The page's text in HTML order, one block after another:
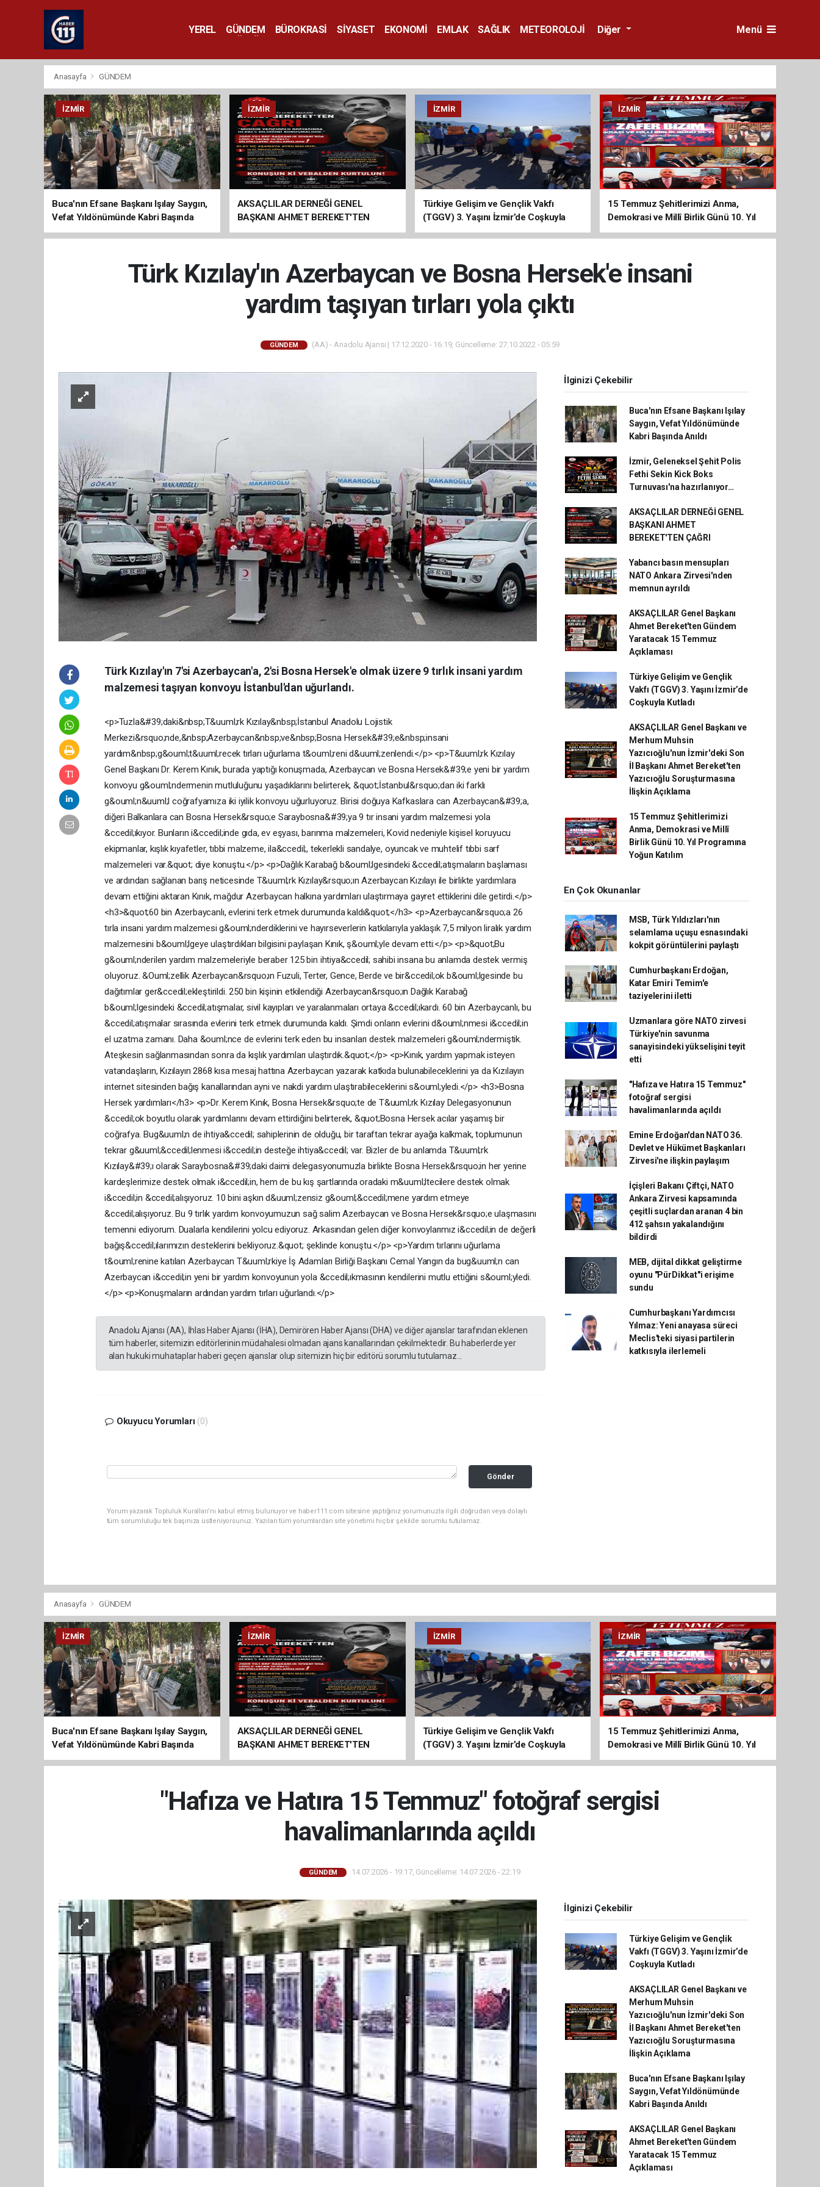
YEREL GÜNDEM BÜROKRASİ SİYASET EKONOMİ EMLAK SAĞLIK
METEOROLOJİ
Diğer Menü
Anasayfa GÜNDEM
İZMIR
Buca'nın Efsane Başkanı Işılay Saygın,
Vefat Yıldönümünde Kabri Başında
Anıldı
İZMIR
AKSAÇLILAR DERNEĞİ GENEL
BAŞKANI AHMET BEREKET'TEN
ÇAĞRI
İZMIR
Türkiye Gelişim ve Gençlik Vakfı
(TGGV) 3. Yaşını İzmir’de Coşkuyla
Kutladı
İZMIR
15 Temmuz Şehitlerimizi Anma,
Demokrasi ve Millî Birlik Günü 10. Yıl
Programına Yoğun Katılım
Türk Kızılay'ın Azerbaycan ve Bosna Hersek'e insani
yardım taşıyan tırları yola çıktı
GÜNDEM (AA) - Anadolu Ajansı | 17.12.2020 - 16:19, Güncelleme: 27.10.2022 - 05:59
Türk Kızılay'ın 7'si Azerbaycan'a, 2'si Bosna Hersek'e olmak üzere 9 tırlık insani yardım
malzemesi taşıyan konvoyu İstanbul'dan uğurlandı.
<p>Tuzla&#39;daki&nbsp;T&uuml;rk Kızılay&nbsp;İstanbul Anadolu Lojistik
Merkezi&rsquo;nde,&nbsp;Azerbaycan&nbsp;ve&nbsp;Bosna Hersek&#39;e&nbsp;insani
yardım&nbsp;g&ouml;t&uuml;recek tırları uğurlama t&ouml;reni d&uuml;zenlendi.</p> <p>T&uuml;rk Kızılay
Genel Başkanı Dr. Kerem Kınık, burada yaptığı konuşmada, Azerbaycan ve Bosna Hersek&#39;e yeni bir yardım
konvoyu g&ouml;ndermenin mutluluğunu yaşadıklarını belirterek, &quot;İstanbul&rsquo;dan iki farklı
g&ouml;n&uuml;l coğrafyamıza iki iyilik konvoyu uğurluyoruz. Birisi doğuya Kafkaslara can Azerbaycan&#39;a,
diğeri Balkanlara can Bosna Hersek&rsquo;e Saraybosna&#39;ya 9 tır insani yardım malzemesi yola
&ccedil;ıkıyor. Bunların i&ccedil;inde gıda, ev eşyası, barınma malzemeleri, Kovid nedeniyle kişisel koruyucu
ekipmanlar, kışlık kıyafetler, tıbbi malzeme, ila&ccedil;, tekerlekli sandalye, oyuncak ve muhtelif tıbbi sarf
malzemeleri var.&quot; diye konuştu.</p> <p>Dağlık Karabağ b&ouml;lgesindeki &ccedil;atışmaların başlaması
ve ardından sağlanan barış neticesinde T&uuml;rk Kızılay&rsquo;ın Azerbaycan Kızılayı ile birlikte yardımlara
devam ettiğini aktaran Kınık, mağdur Azerbaycan halkına yardımları ulaştırmaya gayret ettiklerini dile getirdi.</p>
<h3>&quot;60 bin Azerbaycanlı, evlerini terk etmek durumunda kaldı&quot;</h3> <p>Azerbaycan&rsquo;a 26
tırla insani yardım malzemesi g&ouml;nderdiklerini ve hayırseverlerin katkılarıyla yaklaşık 7,5 milyon liralık yardım
malzemesini b&ouml;lgeye ulaştırdıkları bilgisini paylaşan Kınık, ş&ouml;yle devam etti:</p> <p>&quot;Bu
g&ouml;nderilen yardım malzemeleriyle beraber 125 bin ihtiya&ccedil; sahibi insana bu anlamda destek vermiş
oluyoruz. &Ouml;zellik Azerbaycan&rsquo;ın Fuzuli, Terter, Gence, Berde ve bir&ccedil;ok b&ouml;lgesinde bu
dağıtımlar ger&ccedil;ekleştirildi. 250 bin kişinin etkilendiği Azerbaycan&rsquo;ın Dağlık Karabağ
b&ouml;lgesindeki &ccedil;atışmalar, sivil kayıpları ve yaralanmaları ortaya &ccedil;ıkardı. 60 bin Azerbaycanlı, bu
&ccedil;atışmalar sırasında evlerini terk etmek durumunda kaldı. Şimdi onların evlerini d&ouml;nmesi i&ccedil;in
el uzatma zamanı. Daha &ouml;nce de evlerini terk eden bu insanları destek malzemeleri g&ouml;ndermiştik.
Ateşkesin sağlanmasından sonra da kışlık yardımları ulaştırdık.&quot;</p> <p>Kınık, yardım yapmak isteyen
vatandaşların, Kızılayın 2868 kısa mesaj hattına Azerbaycan yazarak katkıda bulunabileceklerini ya da Kızılayın
internet sitesinden bağış kanallarından ayni ve nakdi yardım ulaştırabileceklerini s&ouml;yledi.</p> <h3>Bosna
Hersek yardımları</h3> <p>Dr. Kerem Kınık, Bosna Hersek&rsquo;te de T&uuml;rk Kızılay Delegasyonunun
&ccedil;ok boyutlu olarak yardımlarını devam ettirdiğini belirterek, &quot;Bosna Hersek acılar yaşamış bir
coğrafya. Bug&uuml;n de ihtiya&ccedil; sahiplerinin de olduğu, bir taraftan tekrar ayağa kalkmak, toplumunun
tekrar g&uuml;&ccedil;lenmesi i&ccedil;in desteğe ihtiya&ccedil; var. Bizler de bu anlamda T&uuml;rk
Kızılay&#39;ı olarak Saraybosna&#39;daki daimi delegasyonumuzla birlikte Bosna Hersek&rsquo;in her yerine
kardeşlerimize destek olmak i&ccedil;in, hem de bu kış şartlarında oradaki m&uuml;ltecilere destek olmak
i&ccedil;in &ccedil;alışıyoruz. 10 bini aşkın d&uuml;zensiz g&ouml;&ccedil;mene yardım etmeye
&ccedil;alışıyoruz. Bu 9 tırlık yardım konvoyumuzun sağ salim Azerbaycan ve Bosna Hersek&rsquo;e ulaşmasını
temenni ediyorum. Dualarla kendilerini yolcu ediyoruz. Arkasından gelen diğer konvoylarımız i&ccedil;in de değerli
bağış&ccedil;ılarımızın desteklerini bekliyoruz.&quot; şeklinde konuştu.</p> <p>Yardım tırlarını uğurlama
t&ouml;renine katılan Azerbaycan T&uuml;rkiye İş Adamları Birliği Başkanı Cemal Yangın da bug&uuml;n can
Azerbaycan i&ccedil;in yeni bir yardım konvoyunun yola &ccedil;ıkmasının kendilerini mutlu ettiğini s&ouml;yledi.
</p> <p>Konuşmaların ardından yardım tırları uğurlandı.</p>
Anadolu Ajansı (AA), İhlas Haber Ajansı (İHA), Demirören Haber Ajansı (DHA) ve diğer ajanslar tarafından eklenen
tüm haberler, sitemizin editörlerinin müdahalesi olmadan ajans kanallarından çekilmektedir. Bu haberlerde yer
alan hukuki muhataplar haberi geçen ajanslar olup sitemizin hiç bir editörü sorumlu tutulamaz...
Okuyucu Yorumları (0)
Gönder
Yorum yazarak Topluluk Kuralları’nı kabul etmiş bulunuyor ve haber111.com sitesine yaptığınız yorumunuzla ilgili doğrudan veya dolaylı
tüm sorumluluğu tek başınıza üstleniyorsunuz. Yazılan tüm yorumlardan site yönetimi hiçbir şekilde sorumlu tutulamaz.
İlginizi Çekebilir
Buca'nın Efsane Başkanı Işılay
Saygın, Vefat Yıldönümünde
Kabri Başında Anıldı
İzmir, Geleneksel Şehit Polis
Fethi Sekin Kick Boks
Turnuvası'na hazırlanıyor…
AKSAÇLILAR DERNEĞİ GENEL
BAŞKANI AHMET
BEREKET'TEN ÇAĞRI
Yabancı basın mensupları
NATO Ankara Zirvesi'nden
memnun ayrıldı
AKSAÇLILAR Genel Başkanı
Ahmet Bereket'ten Gündem
Yaratacak 15 Temmuz
Açıklaması
Türkiye Gelişim ve Gençlik
Vakfı (TGGV) 3. Yaşını İzmir’de
Coşkuyla Kutladı
AKSAÇLILAR Genel Başkanı ve
Merhum Muhsin
Yazıcıoğlu'nun İzmir'deki Son
İl Başkanı Ahmet Bereket'ten
Yazıcıoğlu Soruşturmasına
İlişkin Açıklama
15 Temmuz Şehitlerimizi
Anma, Demokrasi ve Millî
Birlik Günü 10. Yıl Programına
Yoğun Katılım
En Çok Okunanlar
MSB, Türk Yıldızları'nın
selamlama uçuşu esnasındaki
kokpit görüntülerini paylaştı
Cumhurbaşkanı Erdoğan,
Katar Emiri Temim'e
taziyelerini iletti
Uzmanlara göre NATO zirvesi
Türkiye'nin savunma
sanayisindeki yükselişini teyit
etti
"Hafıza ve Hatıra 15 Temmuz"
fotoğraf sergisi
havalimanlarında açıldı
Emine Erdoğan'dan NATO 36.
Devlet ve Hükümet Başkanları
Zirvesi'ne ilişkin paylaşım
İçişleri Bakanı Çiftçi, NATO
Ankara Zirvesi kapsamında
çeşitli suçlardan aranan 4 bin
412 şahsın yakalandığını
bildirdi
MEB, dijital dikkat geliştirme
oyunu "PürDikkat"i erişime
sundu
Cumhurbaşkanı Yardımcısı
Yılmaz: Yeni anayasa süreci
Meclis'teki siyasi partilerin
katkısıyla ilerlemeli
Anasayfa GÜNDEM
İZMIR
Buca'nın Efsane Başkanı Işılay Saygın,
Vefat Yıldönümünde Kabri Başında
Anıldı
İZMIR
AKSAÇLILAR DERNEĞİ GENEL
BAŞKANI AHMET BEREKET'TEN
ÇAĞRI
İZMIR
Türkiye Gelişim ve Gençlik Vakfı
(TGGV) 3. Yaşını İzmir’de Coşkuyla
Kutladı
İZMIR
15 Temmuz Şehitlerimizi Anma,
Demokrasi ve Millî Birlik Günü 10. Yıl
Programına Yoğun Katılım
"Hafıza ve Hatıra 15 Temmuz" fotoğraf sergisi
havalimanlarında açıldı
GÜNDEM 14.07.2026 - 19:17, Güncelleme: 14.07.2026 - 22:19
İlginizi Çekebilir
Türkiye Gelişim ve Gençlik
Vakfı (TGGV) 3. Yaşını İzmir’de
Coşkuyla Kutladı
AKSAÇLILAR Genel Başkanı ve
Merhum Muhsin
Yazıcıoğlu'nun İzmir'deki Son
İl Başkanı Ahmet Bereket'ten
Yazıcıoğlu Soruşturmasına
İlişkin Açıklama
Buca'nın Efsane Başkanı Işılay
Saygın, Vefat Yıldönümünde
Kabri Başında Anıldı
AKSAÇLILAR Genel Başkanı
Ahmet Bereket'ten Gündem
Yaratacak 15 Temmuz
Açıklaması